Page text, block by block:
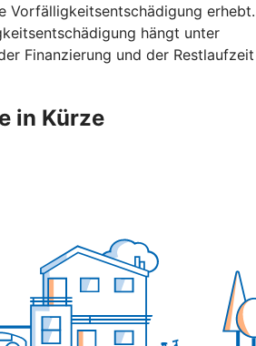
Vorfälligkeitsentschädigung erhebt.
hängt unter
Finanzierung und der Restlaufzeit
in Kürze